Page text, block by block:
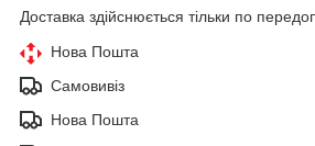
Доставка здійснюється тільки по
Нова Пошта
Самовивіз
Нова Пошта